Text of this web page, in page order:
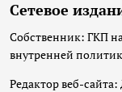
Сетевое
Собственник: ГКП
внутренней
Редактор веб-